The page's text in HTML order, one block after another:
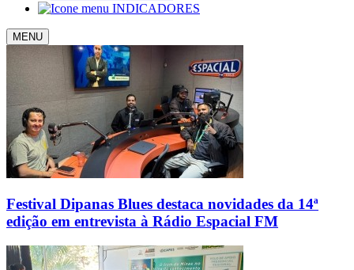
INDICADORES
MENU
Festival Dipanas Blues destaca novidades da 14ª
edição em entrevista à Rádio Espacial FM